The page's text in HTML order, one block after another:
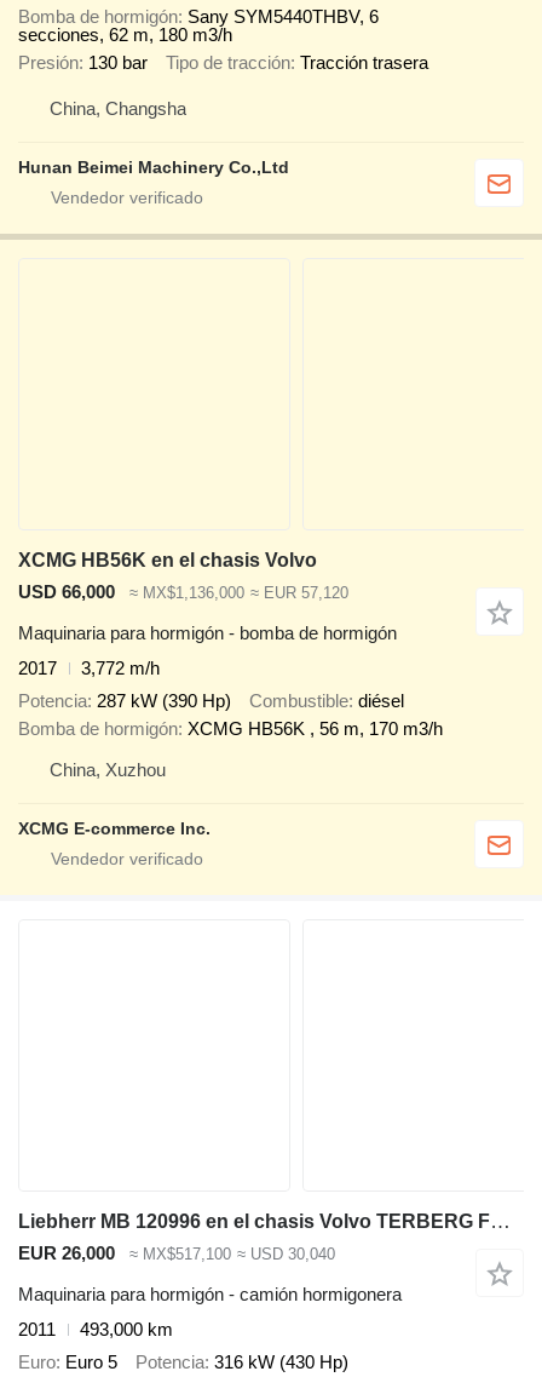
Bomba de hormigón Sany SYM5440THBV, 6
secciones, 62 m, 180 m3/h
Presión 130 bar Tipo de tracción Tracción trasera
China, Changsha
Hunan Beimei Machinery Co.,Ltd
XCMG HB56K en el chasis Volvo
USD 66,000
≈ MX$1,136,000 ≈ EUR 57,120
Maquinaria para hormigón - bomba de hormigón
2017
3,772 m/h
Potencia 287 kW (390 Hp) Combustible diésel
Bomba de hormigón XCMG HB56K , 56 m, 170 m3/h
China, Xuzhou
XCMG E-commerce Inc.
Liebherr MB 120996 en el chasis Volvo TERBERG FM2850-T
EUR 26,000 ≈ MX$517,100 ≈ USD 30,040
Maquinaria para hormigón - camión hormigonera
2011
493,000 km
Euro Euro 5 Potencia 316 kW (430 Hp)